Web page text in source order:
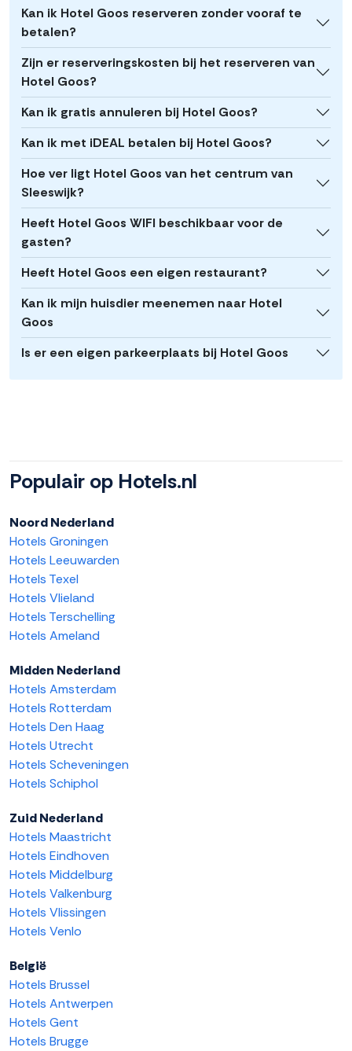
Kan ik Hotel Goos reserveren zonder vooraf te
betalen?
Zijn er reserveringskosten bij het reserveren van
Hotel Goos?
Kan ik gratis annuleren bij Hotel Goos?
Kan ik met iDEAL betalen bij Hotel Goos?
Hoe ver ligt Hotel Goos van het centrum van
Sleeswijk?
Heeft Hotel Goos WIFI beschikbaar voor de
gasten?
Heeft Hotel Goos een eigen restaurant?
Kan ik mijn huisdier meenemen naar Hotel
Goos
Is er een eigen parkeerplaats bij Hotel Goos
Populair op Hotels.nl
Noord Nederland
Hotels Groningen
Hotels Leeuwarden
Hotels Texel
Hotels Vlieland
Hotels Terschelling
Hotels Ameland
Midden Nederland
Hotels Amsterdam
Hotels Rotterdam
Hotels Den Haag
Hotels Utrecht
Hotels Scheveningen
Hotels Schiphol
Zuid Nederland
Hotels Maastricht
Hotels Eindhoven
Hotels Middelburg
Hotels Valkenburg
Hotels Vlissingen
Hotels Venlo
België
Hotels Brussel
Hotels Antwerpen
Hotels Gent
Hotels Brugge